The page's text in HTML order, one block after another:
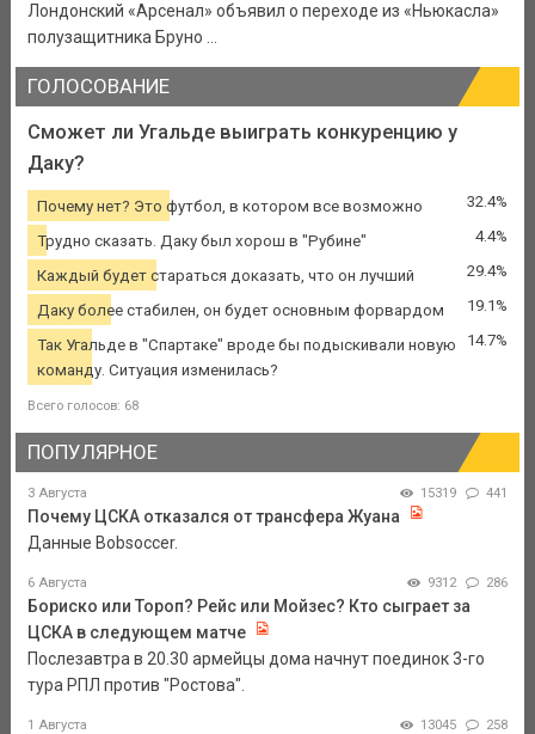
Лондонский «Арсенал» объявил о переходе из «Ньюкасла»
полузащитника Бруно ...
ГОЛОСОВАНИЕ
Сможет ли Угальде выиграть конкуренцию у
Даку?
Почему нет? Это футбол, в котором все возможно 32.4%
Трудно сказать. Даку был хорош в "Рубине" 4.4%
Каждый будет стараться доказать, что он лучший 29.4%
Даку более стабилен, он будет основным форвардом 19.1%
Так Угальде в "Спартаке" вроде бы подыскивали новую
команду. Ситуация изменилась?
14.7%
Всего голосов: 68
ПОПУЛЯРНОЕ
3 Августа 15319 441
Почему ЦСКА отказался от трансфера Жуана
Данные Bobsoccer.
6 Августа 9312 286
Бориско или Тороп? Рейс или Мойзес? Кто сыграет за
ЦСКА в следующем матче
Послезавтра в 20.30 армейцы дома начнут поединок 3-го
тура РПЛ против "Ростова".
1 Августа 13045 258